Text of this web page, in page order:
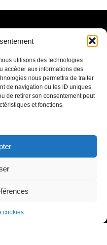
utilisons des technologies
accéder aux informations des
nous permettra de traiter
de navigation ou les ID uniques
de retirer son consentement peut
et fonctions.
cookies
FRANCE